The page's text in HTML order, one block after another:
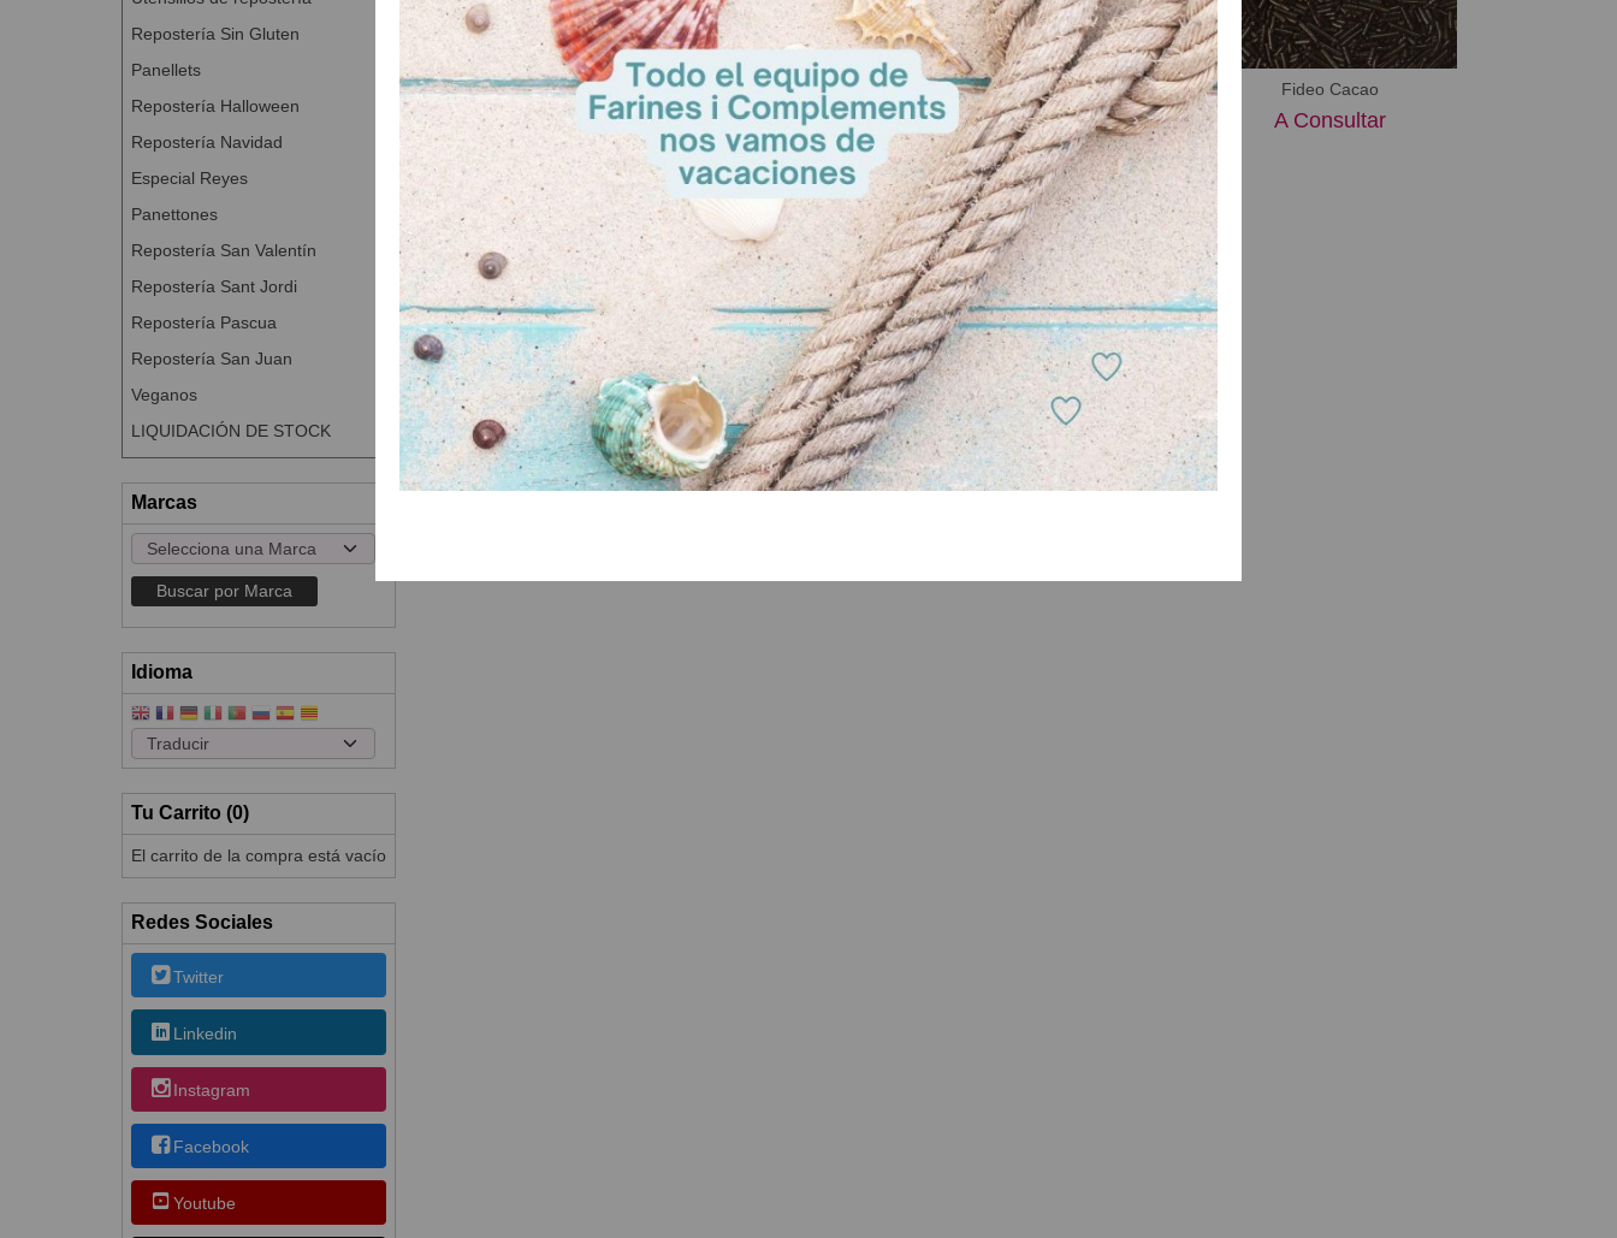
Repostería Sin Gluten
Panellets
Repostería Halloween
Repostería Navidad
Especial Reyes
Panettones
Repostería San Valentín
Repostería Sant Jordi
Repostería Pascua
Repostería San Juan
Veganos
LIQUIDACIÓN DE STOCK
Marcas
Idioma
Tu Carrito (0)
El carrito de la compra está vacío
Redes Sociales
Twitter
Linkedin
Instagram
Facebook
Youtube
Base tarta 35 x 1cm
A Consultar
Caja para tartas 30cm
A Consultar
Cremin Crema Pastelera
A Consultar
Fideo Cacao
A Consultar